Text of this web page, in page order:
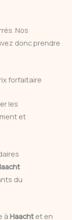
Nos
donc prendre
forfaitaire
les
et
du
à Haacht et en